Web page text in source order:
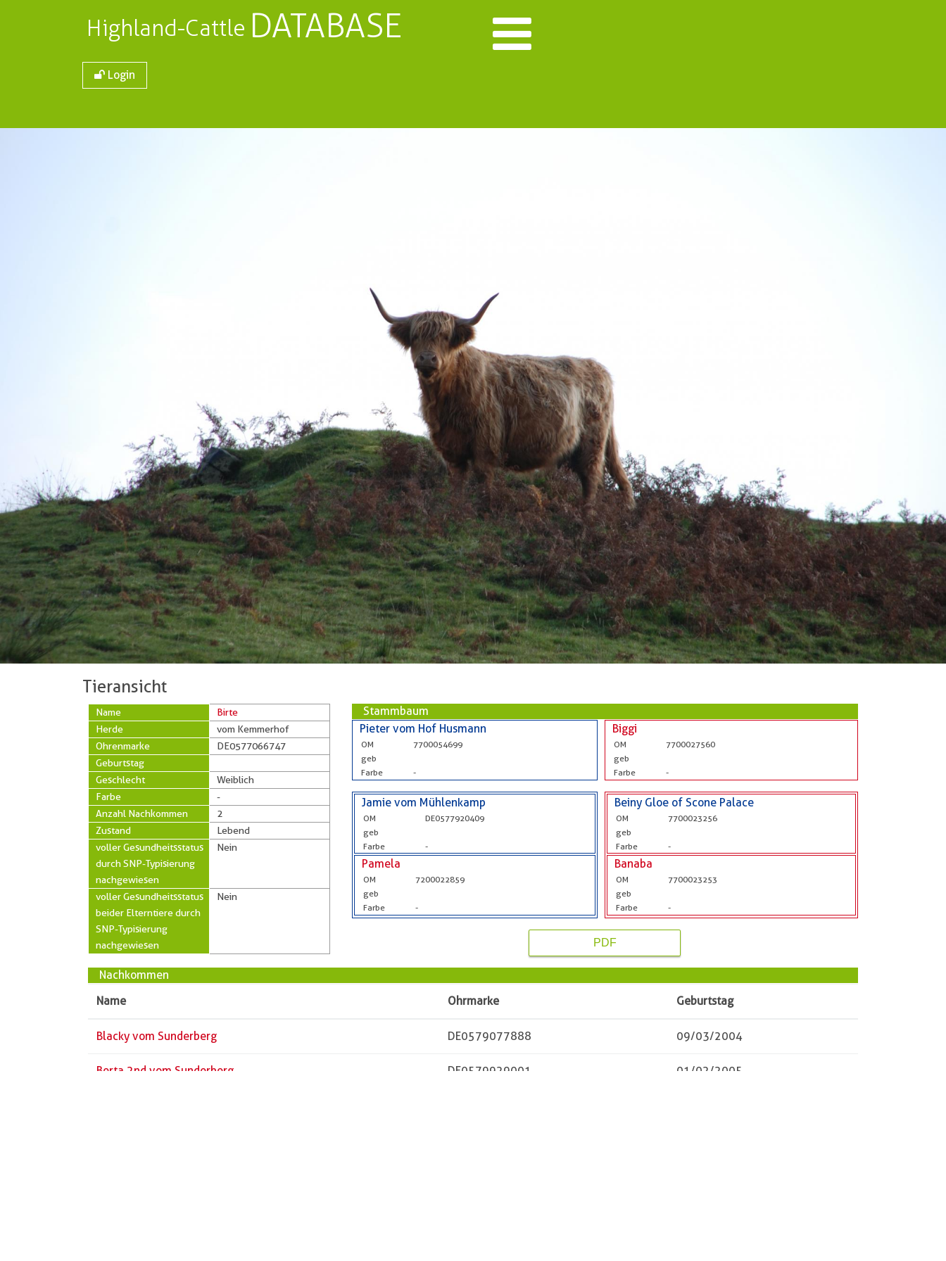
Highland-Cattle DATABASE
Login
Tieransicht
Name
Birte
Herde
vom Kemmerhof
Ohrenmarke
DE0577066747
Geburtstag
Geschlecht
Weiblich
Farbe
-
Anzahl Nachkommen
2
Zustand
Lebend
voller Gesundheitsstatus
durch SNP-Typisierung
nachgewiesen
Nein
voller Gesundheitsstatus
beider Elterntiere durch
SNP-Typisierung
nachgewiesen
Nein
Stammbaum
Pieter vom Hof Husmann
OM
7700054699
geb
Farbe
-
Biggi
OM
7700027560
geb
Farbe
-
Jamie vom Mühlenkamp
OM
DE0577920409
geb
Farbe
-
Pamela
OM
7200022859
geb
Farbe
-
Beiny Gloe of Scone Palace
OM
7700023256
geb
Farbe
-
Banaba
OM
7700023253
geb
Farbe
-
PDF
Nachkommen
Name
Ohrmarke Geburtstag
Blacky vom Sunderberg DE0579077888 09/03/2004
Berta 2nd vom Sunderberg DE0579929001 01/02/2005